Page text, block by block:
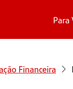
Para
Financeira